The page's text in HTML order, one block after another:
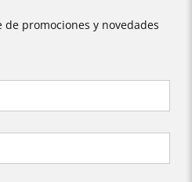
promociones y novedades